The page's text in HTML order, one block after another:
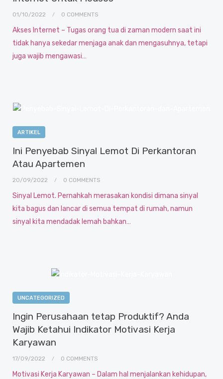
01/10/2022 0 COMMENTS
Akses Internet – Tugas orang tua di zaman modern saat ini
tidak hanya sekedar menjaga anak dan mengasuhnya, tetapi
juga wajib mengawasi…
ARTIKEL
Ini Penyebab Sinyal Lemot Di Perkantoran
Atau Apartemen
20/09/2022 0 COMMENTS
Sinyal Lemot. Pernahkah merasakan kondisi dimana sinyal
kita bagus dan lancar di semua tempat di rumah, namun
sinyal kita mendadak lemah bahkan…
UNCATEGORIZED
Ingin Perusahaan tetap Produktif? Anda
Wajib Ketahui Indikator Motivasi Kerja
Karyawan
17/09/2022 0 COMMENTS
Motivasi Kerja Karyawan – Dalam hal menjalankan kehidupan,